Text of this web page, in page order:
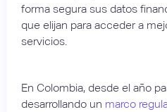
forma segura sus datos
que elijan para acceder a
servicios.
En Colombia, desde el año
desarrollando un marco